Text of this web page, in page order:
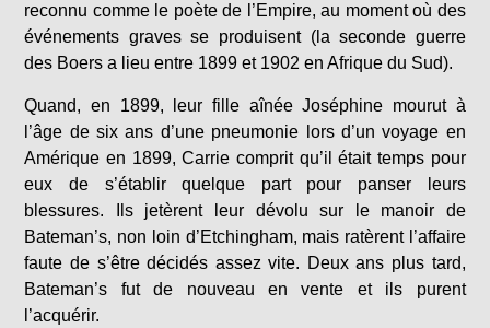
reconnu comme le poète de l’Empire, au moment où des
événements graves se produisent (la seconde guerre
des Boers a lieu entre 1899 et 1902 en Afrique du Sud).
Quand, en 1899, leur fille aînée Joséphine mourut à
l’âge de six ans d’une pneumonie lors d’un voyage en
Amérique en 1899, Carrie comprit qu’il était temps pour
eux de s’établir quelque part pour panser leurs
blessures. Ils jetèrent leur dévolu sur le manoir de
Bateman’s, non loin d’Etchingham, mais ratèrent l’affaire
faute de s’être décidés assez vite. Deux ans plus tard,
Bateman’s fut de nouveau en vente et ils purent
l’acquérir.